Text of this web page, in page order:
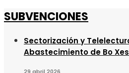
SUBVENCIONES
Sectorización y
Abastecimiento de Bo